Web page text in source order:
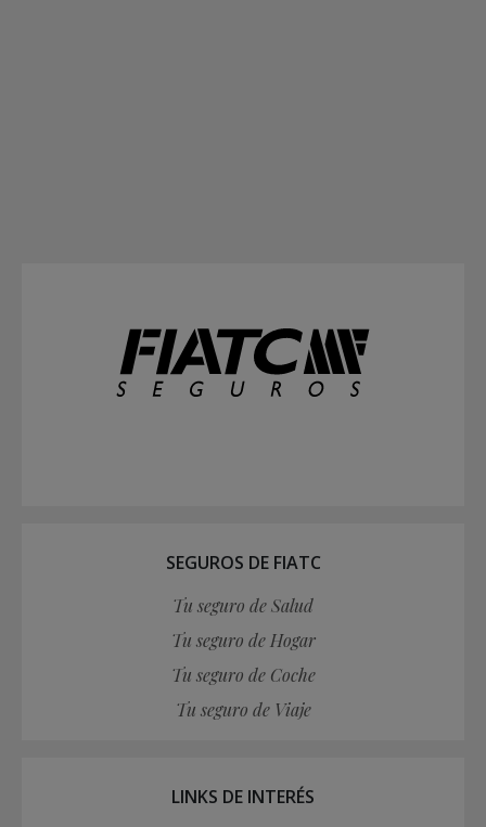
SEGUROS DE FIATC
Tu seguro de Salud
Tu seguro de Hogar
Tu seguro de Coche
Tu seguro de Viaje
LINKS DE INTERÉS